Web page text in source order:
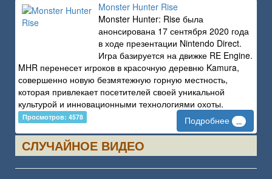
Monster Hunter Rise
Monster Hunter: Rise была
анонсирована 17 сентября 2020 года
в ходе презентации Nintendo Direct.
Игра базируется на движке RE Engine.
MHR перенесет игроков в красочную деревню Kamura,
совершенно новую безмятежную горную местность,
которая привлекает посетителей своей уникальной
культурой и инновационными технологиями охоты.
Просмотров: 4578 Подробнее ...
СЛУЧАЙНОЕ ВИДЕО